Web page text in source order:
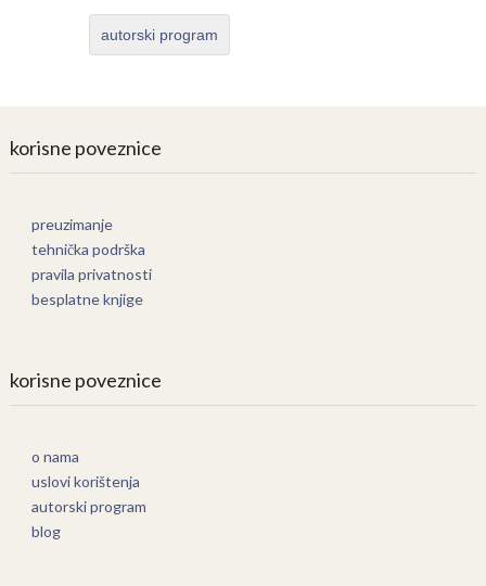
autorski program
korisne poveznice
preuzimanje
tehnička podrška
pravila privatnosti
besplatne knjige
korisne poveznice
o nama
uslovi korištenja
autorski program
blog